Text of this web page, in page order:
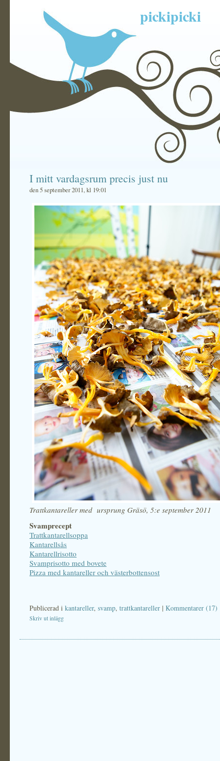
pickipicki
I mitt vardagsrum precis just nu
den 5 september 2011, kl 19:01
Trattkantareller med ursprung Gräsö, 5:e september 2011
Svamprecept
Trattkantarellsoppa
Kantarellsås
Kantarellrisotto
Svamprisotto med bovete
Pizza med kantareller och västerbottensost
Publicerad i kantareller, svamp, trattkantareller | Kommentarer (17)
Skriv ut inlägg